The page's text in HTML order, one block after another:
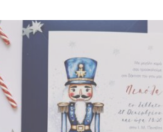
στην
λίστα
επιθυμιών